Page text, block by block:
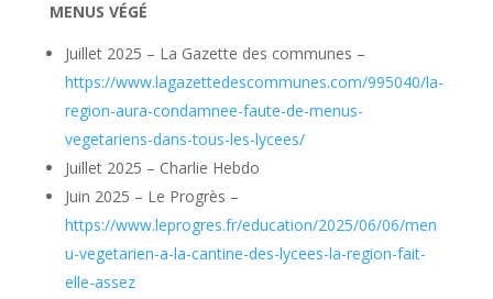
MENUS VÉGÉ
Juillet 2025 – La Gazette des communes –
https://www.lagazettedescommunes.com/995040/la-
region-aura-condamnee-faute-de-menus-
vegetariens-dans-tous-les-lycees/
Juillet 2025 – Charlie Hebdo
Juin 2025 – Le Progrès –
https://www.leprogres.fr/education/2025/06/06/men
u-vegetarien-a-la-cantine-des-lycees-la-region-fait-
elle-assez